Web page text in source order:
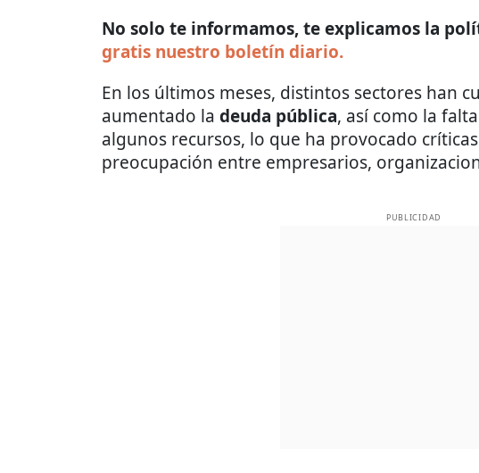
No solo te informamos, te explicamos la
gratis nuestro boletín diario.
En los últimos meses, distintos sectores han
aumentado la deuda pública, así como la
algunos recursos, lo que ha provocado
preocupación entre empresarios,
PUBLICIDAD